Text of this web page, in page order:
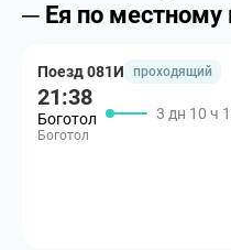
─ Ея по местному
Поезд 081И проходящий
21:38
Боготол
Боготол
3 дн 10 ч